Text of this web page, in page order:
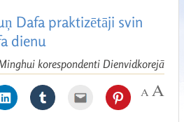
Dafa praktizētāji svin
dienu
korespondenti Dienvidkorejā